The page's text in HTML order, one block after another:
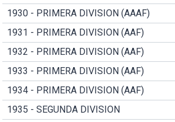
1930 - PRIMERA DIVISION (AAAF)
1931 - PRIMERA DIVISION (AAF)
1932 - PRIMERA DIVISION (AAF)
1933 - PRIMERA DIVISION (AAF)
1934 - PRIMERA DIVISION (AAF)
1935 - SEGUNDA DIVISION